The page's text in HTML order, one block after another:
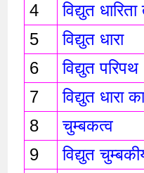
4
विद्युत
5
विद्युत धारा
6
विद्युत परिपथ
7
विद्युत धारा
8
चुम्बकत्व
9
विद्युत